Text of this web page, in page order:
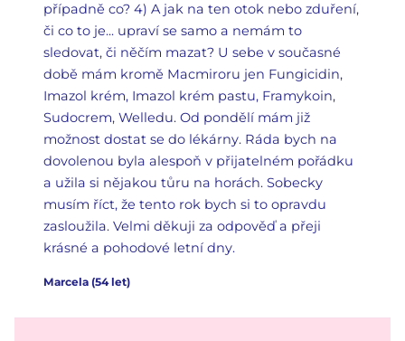
případně co? 4) A jak na ten otok nebo zduření,
či co to je... upraví se samo a nemám to
sledovat, či něčím mazat? U sebe v současné
době mám kromě Macmiroru jen Fungicidin,
Imazol krém, Imazol krém pastu, Framykoin,
Sudocrem, Welledu. Od pondělí mám již
možnost dostat se do lékárny. Ráda bych na
dovolenou byla alespoň v přijatelném pořádku
a užila si nějakou tůru na horách. Sobecky
musím říct, že tento rok bych si to opravdu
zasloužila. Velmi děkuji za odpověď a přeji
krásné a pohodové letní dny.
Marcela (54let)